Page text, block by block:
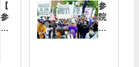
防
災
訓
は
い
ら
な
【
参
院
参
院
選
で